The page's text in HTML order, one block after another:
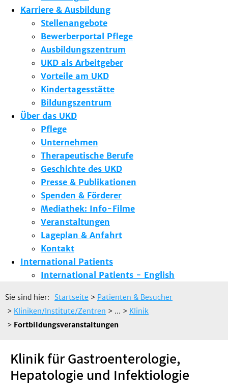
Karriere & Ausbildung
Stellenangebote
Bewerberportal Pflege
Ausbildungszentrum
UKD als Arbeitgeber
Vorteile am UKD
Kindertagesstätte
Bildungszentrum
Über das UKD
Pflege
Unternehmen
Therapeutische Berufe
Geschichte des UKD
Presse & Publikationen
Spenden & Förderer
Mediathek: Info-Filme
Veranstaltungen
Lageplan & Anfahrt
Kontakt
International Patients
International Patients - English
Sie sind hier: Startseite > Patienten & Besucher
> Kliniken/Institute/Zentren > ... > Klinik
> Fortbildungsveranstaltungen
Klinik für Gastroenterologie,
Hepatologie und Infektiologie